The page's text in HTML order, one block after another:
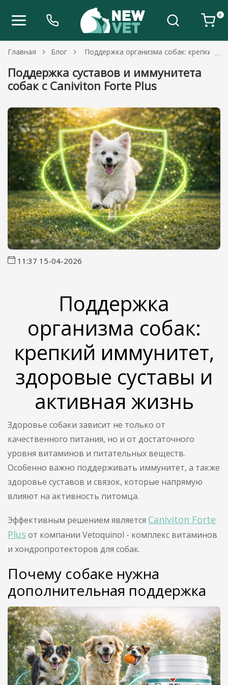
0
Главная Блог Поддержка организма собак: крепкий
Поддержка суставов и иммунитета
собак с Caniviton Forte Plus
11:37 15-04-2026
Поддержка
организма собак:
крепкий иммунитет,
здоровые суставы и
активная жизнь
Здоровье собаки зависит не только от
качественного питания, но и от достаточного
уровня витаминов и питательных веществ.
Особенно важно поддерживать иммунитет, а также
здоровье суставов и связок, которые напрямую
влияют на активность питомца.
Эффективным решением является Caniviton Forte
Plus от компании Vetoquinol - комплекс витаминов
и хондропротекторов для собак.
Почему собаке нужна
дополнительная поддержка